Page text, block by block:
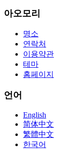
above-mentioned
download
아오모리
명소
연락처
이용약관
테마
홈페이지
언어
English
简体中文
繁體中文
한국어